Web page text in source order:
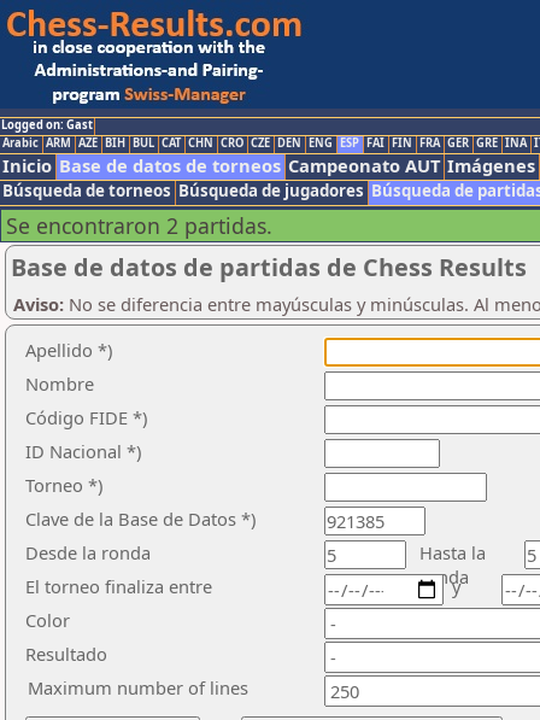
Logged on: Gast
Arabic ARM AZE BIH BUL CAT CHN CRO CZE DEN ENG ESP FAI FIN FRA GER GRE INA
Inicio Base de datos de torneos Campeonato AUT Imágenes
Búsqueda de torneos Búsqueda de jugadores Búsqueda de
Se encontraron 2 partidas.
Base de datos de partidas de Chess Results
Aviso: No se diferencia entre mayúsculas y minúsculas. Al
Apellido *)
Nombre
Código FIDE *)
ID Nacional *)
Torneo *)
Clave de la Base de Datos *)
Desde la ronda
Hasta la
ronda
El torneo finaliza entre
Color
Resultado
y
Maximum number of lines